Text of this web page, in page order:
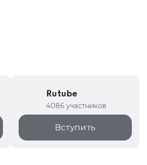
Rutube
4086 участников
Вступить